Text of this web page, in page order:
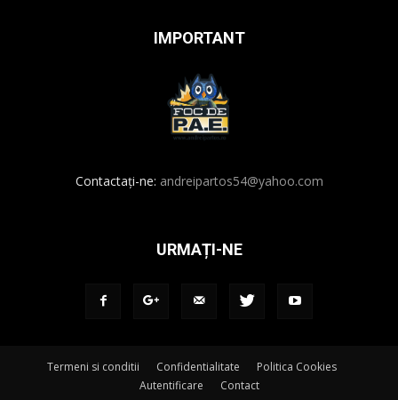
IMPORTANT
Contactați-ne: andreipartos54@yahoo.com
URMAȚI-NE
Termeni si conditii Confidentialitate
Politica Cookies
Autentificare
Contact